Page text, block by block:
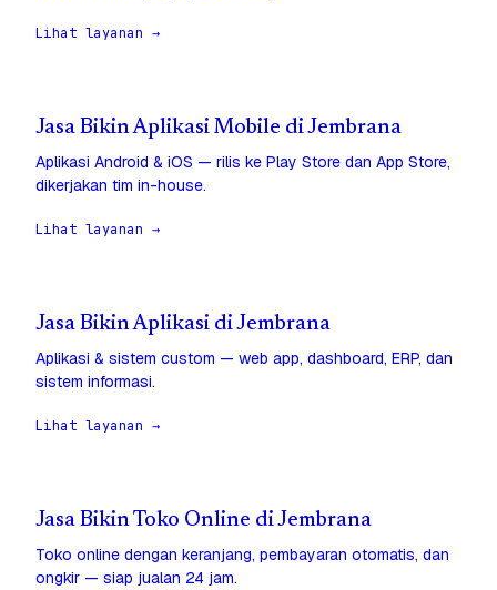
Lihat layanan →
Jasa Bikin Aplikasi Mobile di Jembrana
Aplikasi Android & iOS — rilis ke Play Store dan App Store,
dikerjakan tim in-house.
Lihat layanan →
Jasa Bikin Aplikasi di Jembrana
Aplikasi & sistem custom — web app, dashboard, ERP, dan
sistem informasi.
Lihat layanan →
Jasa Bikin Toko Online di Jembrana
Toko online dengan keranjang, pembayaran otomatis, dan
ongkir — siap jualan 24 jam.